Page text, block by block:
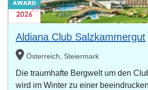
Aldiana Club Salzkammergut
Österreich, Steiermark
Die traumhafte Bergwelt um den
wird im Winter zu einer